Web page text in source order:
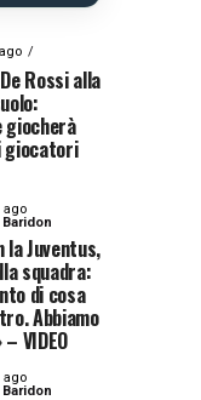
Rossi alla
giocherà
giocatori
ago
Juventus,
squadra:
di cosa
Abbiamo
VIDEO
ago